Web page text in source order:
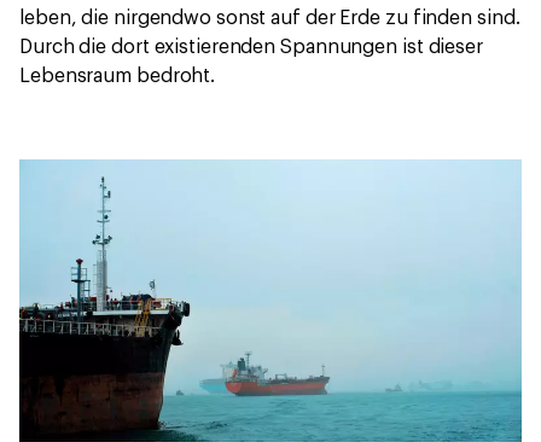
leben, die nirgendwo sonst auf der Erde zu finden sind.
Durch die dort existierenden Spannungen ist dieser
Lebensraum bedroht.